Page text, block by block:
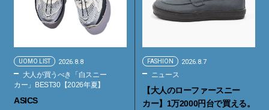
UOMO LIST 2026.8.8
大人が買うべき「白スニー
カー」BEST30【2026年夏】
ASICS
FASHION 2026.8.7
ニュース
【大人のローファースニー
カー】1万2000円台で買える。